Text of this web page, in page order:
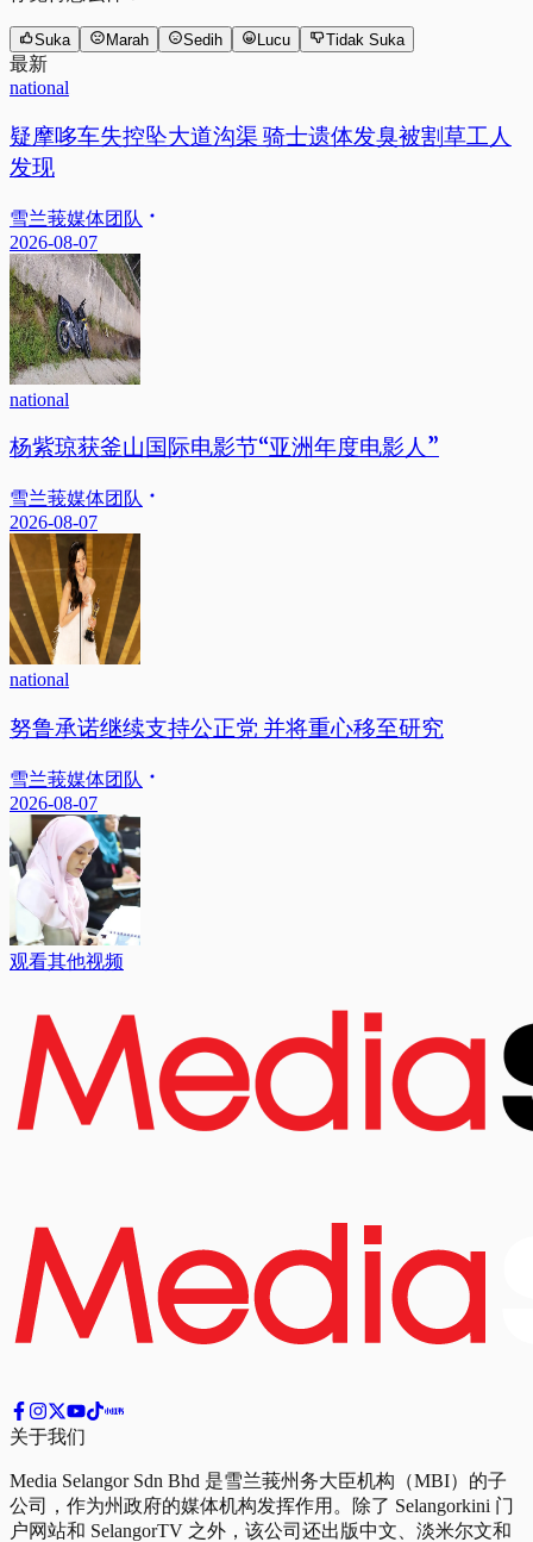
Suka Marah Sedih Lucu Tidak Suka
最新
national
疑摩哆车失控坠大道沟渠 骑士遗体发臭被割草工人
发现
雪兰莪媒体团队
2026-08-07
national
杨紫琼获釜山国际电影节“亚洲年度电影人”
雪兰莪媒体团队
2026-08-07
national
努鲁承诺继续支持公正党 并将重心移至研究
雪兰莪媒体团队
2026-08-07
观看其他视频
关于我们
Media Selangor Sdn Bhd 是雪兰莪州务大臣机构（MBI）的子
公司，作为州政府的媒体机构发挥作用。除了 Selangorkini 门
户网站和 SelangorTV 之外，该公司还出版中文、淡米尔文和